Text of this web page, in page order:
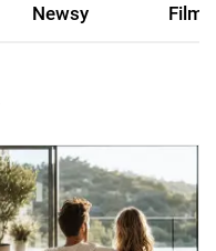
Newsy Filmy